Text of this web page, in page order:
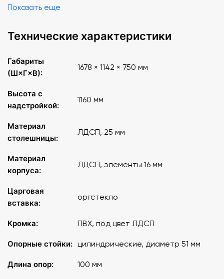
Показать еще
Технические характеристики
Габариты
(Ш×Г×В):
1678 × 1142 × 750 мм
Высота с
надстройкой:
1160 мм
Материал
столешницы:
ЛДСП, 25 мм
Материал
корпуса:
ЛДСП, элементы 16 мм
Царговая
вставка:
оргстекло
Кромка: ПВХ, под цвет ЛДСП
Опорные стойки: цилиндрические, диаметр 51 мм
Длина опор: 100 мм